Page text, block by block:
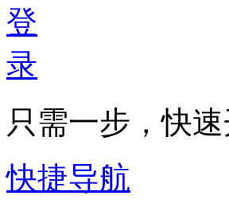
只需一步，快
快捷导航